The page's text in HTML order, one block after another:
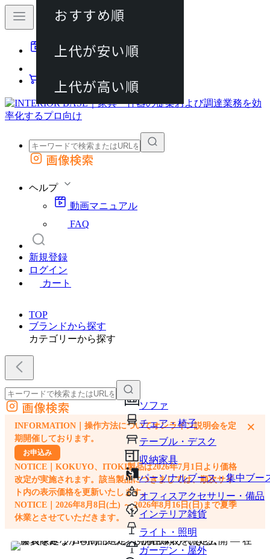
動画マニュアル
カート
外部サイトの商品をカートに追加
画像検索
ヘルプ
動画マニュアル
FAQ
新規登録
ログイン
カート
TOP
ブランドから探す
カテゴリーから探す
ソファ
チェア・椅子
テーブル・デスク
収納家具
パーソナルブース・集中ブー
オフィスアクセサリー・備品
インテリア雑貨
ライト・照明
ガーデン・屋外
外部サイトの商品をカートに追加
他のサイトで見つけた商品ページのURLを貼り付けて、カートに追加できます
画像検索
INFORMATION｜操作方法についてオンライン説明会を定
期開催しております。
お申込み
NOTICE｜KOKUYO、ITOKI製品は2026年7月1日より価格
改定が実施されます。該当製品につきましては、順次サイ
ト内の表示価格を更新いたします。
NOTICE｜2026年8月8日(土) ～ 2026年8月16日(日)まで夏季
休業とさせていただきます。
×
おすすめ順
上代が安い順
上代が高い順